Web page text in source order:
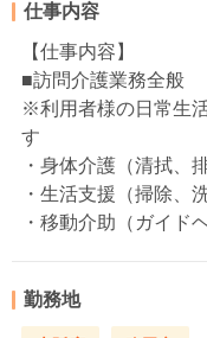
仕事内容
【仕事内容】
■訪問介護業務全般
※利用者様の日常生
す
・身体介護（清拭、
・生活支援（掃除、
・移動介助（ガイ
勤務地